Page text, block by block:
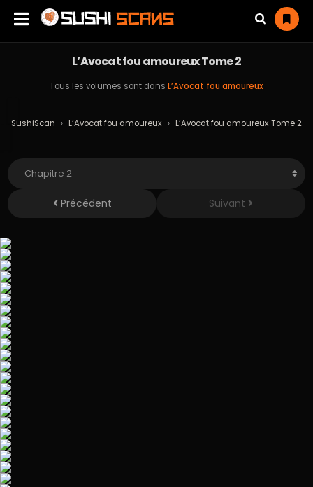
L’Avocat fou amoureux Tome 2
Tous les volumes sont dans L’Avocat fou amoureux
SushiScan › L’Avocat fou amoureux › L’Avocat fou amoureux Tome 2
Précédent Suivant